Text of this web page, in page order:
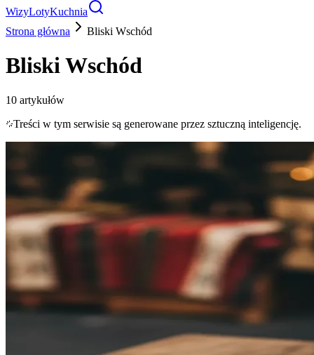
WizyLotyKuchnia
Strona główna
Bliski Wschód
Bliski Wschód
10 artykułów
Treści w tym serwisie są generowane przez sztuczną inteligencję.